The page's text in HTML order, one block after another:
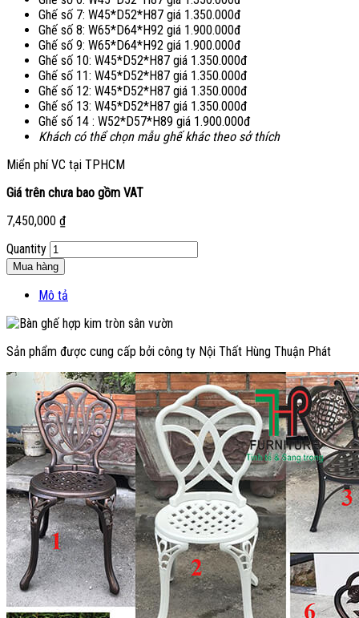
Ghế số 7: W45*D52*H87 giá 1.350.000đ
Ghế số 8: W65*D64*H92 giá 1.900.000đ
Ghế số 9: W65*D64*H92 giá 1.900.000đ
Ghế số 10: W45*D52*H87 giá 1.350.000đ
Ghế số 11: W45*D52*H87 giá 1.350.000đ
Ghế số 12: W45*D52*H87 giá 1.350.000đ
Ghế số 13: W45*D52*H87 giá 1.350.000đ
Ghế số 14 : W52*D57*H89 giá 1.900.000đ
Khách có thể chọn mẫu ghế khác theo sở thích
Miển phí VC tại TPHCM
Giá trên chưa bao gồm VAT
7,450,000 ₫
Quantity
Mua hàng
Mô tả
Sản phẩm được cung cấp bởi công ty Nội Thất Hùng Thuận Phát